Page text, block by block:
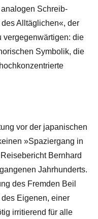
Schreib-
Alltäglichen«, der
vergegenwärtigen: die
Symbolik, die
vor der japanischen
»Spaziergang in
Bernhard
Jahrhunderts.
des Fremden Beil
Eigenen, einer
irritierend für alle